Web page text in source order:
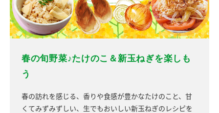
春の旬野菜♪たけのこ＆新玉ねぎを楽しも
う
春の訪れを感じる、香りや食感が豊かなたけのこと、甘
くてみずみずしい、生でもおいしい新玉ねぎのレシピを